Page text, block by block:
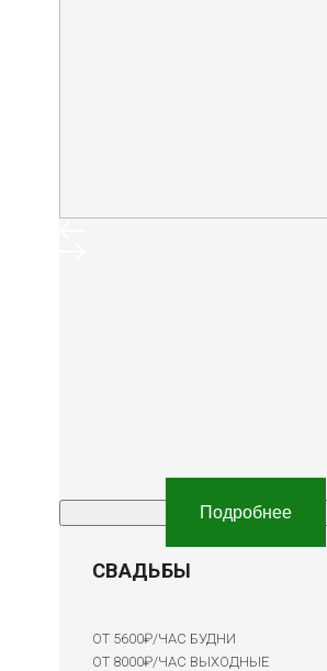
Подробнее
СВАДЬБЫ
ОТ 5600₽/ЧАС БУДНИ
ОТ 8000₽/ЧАС ВЫХОДНЫЕ